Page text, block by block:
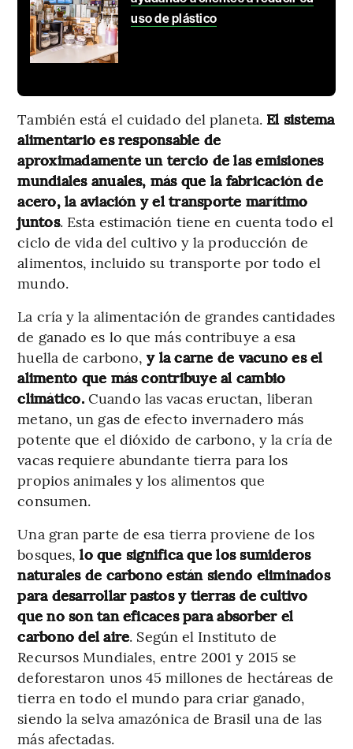
uso de plástico
También está el cuidado del planeta. El sistema
alimentario es responsable de
aproximadamente un tercio de las emisiones
mundiales anuales, más que la fabricación de
acero, la aviación y el transporte marítimo
juntos. Esta estimación tiene en cuenta todo el
ciclo de vida del cultivo y la producción de
alimentos, incluido su transporte por todo el
mundo.
La cría y la alimentación de grandes cantidades
de ganado es lo que más contribuye a esa
huella de carbono,y la carne de vacuno es el
alimento que más contribuye al cambio
climático.Cuando las vacas eructan, liberan
metano, un gas de efecto invernadero más
potente que el dióxido de carbono, y la cría de
vacas requiere abundante tierra para los
propios animales y los alimentos que
consumen.
Una gran parte de esa tierra proviene de los
bosques,lo que significa que los sumideros
naturales de carbono están siendo eliminados
para desarrollar pastos y tierras de cultivo
que no son tan eficaces para absorber el
carbono del aire. Según el Instituto de
Recursos Mundiales, entre 2001 y 2015 se
deforestaron unos 45 millones de hectáreas de
tierra en todo el mundo para criar ganado,
siendo la selva amazónica de Brasil una de las
más afectadas.